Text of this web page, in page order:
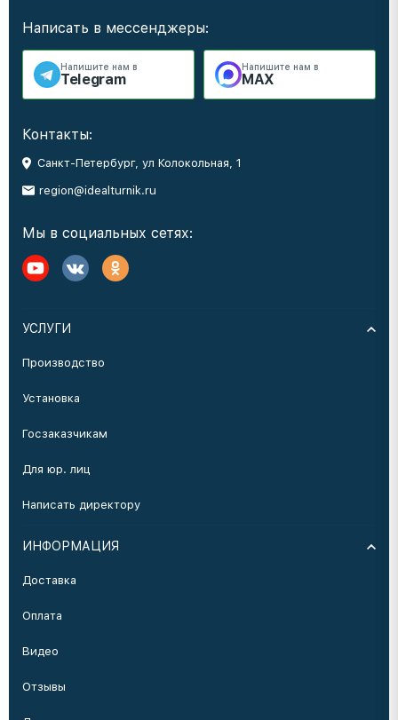
Написать в мессенджеры:
Напишите нам в
Telegram
Напишите нам в
MAX
Контакты:
Санкт-Петербург, ул Колокольная, 1
region@idealturnik.ru
Мы в социальных сетях:
УСЛУГИ
Производство
Установка
Госзаказчикам
Для юр. лиц
Написать директору
ИНФОРМАЦИЯ
Доставка
Оплата
Видео
Отзывы